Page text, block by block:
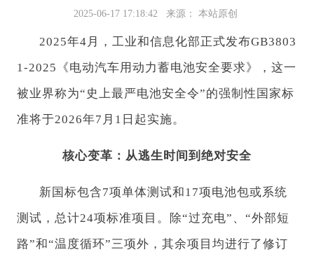
2025-06-17 17:18:42 来源： 本站原创
2025年4月，工业和信息化部正式发布GB3803
1-2025《电动汽车用动力蓄电池安全要求》，这一
被业界称为“史上最严电池安全令”的强制性国家标
准将于2026年7月1日起实施。
核心变革：从逃生时间到绝对安全
新国标包含7项单体测试和17项电池包或系统
测试，总计24项标准项目。除“过充电”、“外部短
路”和“温度循环”三项外，其余项目均进行了修订